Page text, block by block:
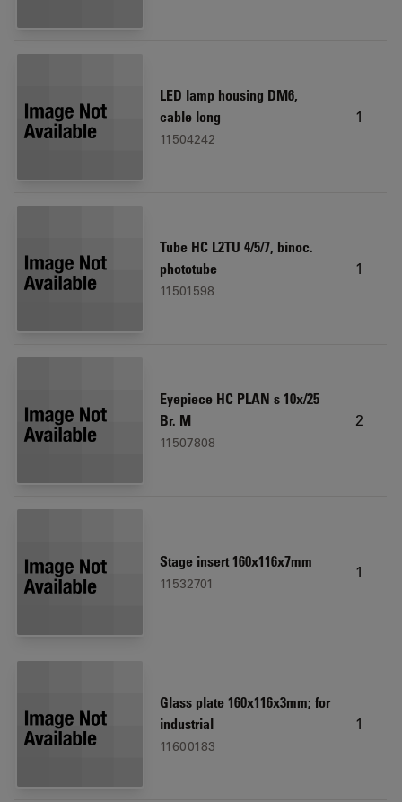
LED lamp housing DM6,
cable long
11504242
1
Tube HC L2TU 4/5/7, binoc.
phototube
11501598
1
Eyepiece HC PLAN s 10x/25
Br. M
11507808
2
Stage insert 160x116x7mm
11532701
1
Glass plate 160x116x3mm; for
industrial
11600183
1